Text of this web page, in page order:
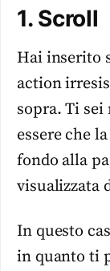
1. Scroll
Hai inserito
action
sopra. Ti sei
essere che
fondo alla
visualizzata
In questo
in quanto ti